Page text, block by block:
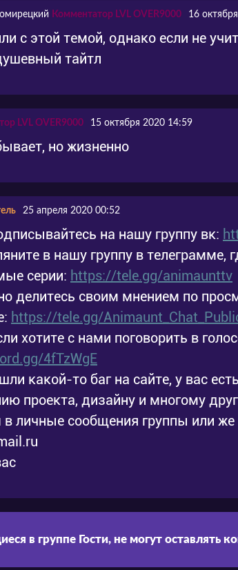
Комментатор LVL OVER9000 16
с этой темой, однако если не
тайтл
LVL OVER9000 15 октября 2020 14:59
но жизненно
25 апреля 2020 00:52
на нашу группу вк:
в нашу группу в телеграмме,
серии: https://tele.gg/animaunttv
делитесь своим мнением по
https://tele.gg/
хотите с нами поговорить в
4fTzWgE
какой-то баг на сайте, у вас
проекта, дизайну и многому
в личные сообщения группы или же
в группе Гости, не могут оставлять